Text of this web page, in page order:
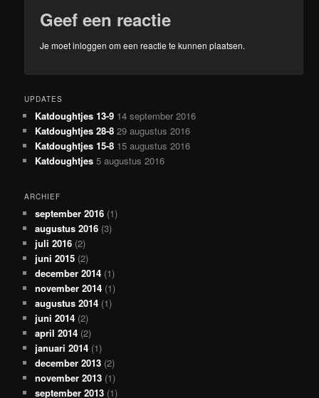
Geef een reactie
Je moetinloggen om een reactie te kunnen plaatsen.
UPDATES
Katdoughtjes 13-9 14 september 2016
Katdoughtjes 28-8 29 augustus 2016
Katdoughtjes 15-8 15 augustus 2016
Katdoughtjes 5 augustus 2016
ARCHIEF
september 2016 (1)
augustus 2016 (3)
juli 2016 (2)
juni 2015 (2)
december 2014 (1)
november 2014 (1)
augustus 2014 (1)
juni 2014 (2)
april 2014 (2)
januari 2014 (1)
december 2013 (2)
november 2013 (1)
september 2013 (1)